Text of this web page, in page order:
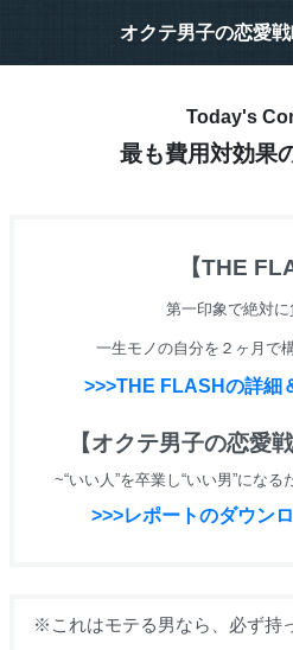
オクテ男子の恋愛
Today's
最も費用対効果
【THE
第一印象で絶対に
一生モノの自分を２ヶ月で
>>>THE FLASHの詳細
【オクテ男子の恋愛
~“いい人”を卒業し“いい男”にな
>>>レポートのダウン
※これはモテる男なら、必ず持